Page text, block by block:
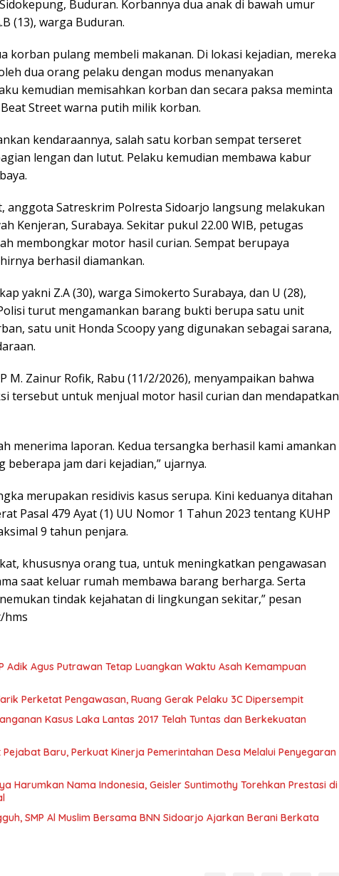
Buduran. Korbannya dua anak di bawah umur
(13), warga Buduran.
korban pulang membeli makanan. Di lokasi kejadian, mereka
dua orang pelaku dengan modus menanyakan
kemudian memisahkan korban dan secara paksa meminta
Street warna putih milik korban.
kendaraannya, salah satu korban sempat terseret
lengan dan lutut. Pelaku kemudian membawa kabur
anggota Satreskrim Polresta Sidoarjo langsung melakukan
Kenjeran, Surabaya. Sekitar pukul 22.00 WIB, petugas
membongkar motor hasil curian. Sempat berupaya
berhasil diamankan.
yakni Z.A (30), warga Simokerto Surabaya, dan U (28),
turut mengamankan barang bukti berupa satu unit
satu unit Honda Scoopy yang digunakan sebagai sarana,
M. Zainur Rofik, Rabu (11/2/2026), menyampaikan bahwa
tersebut untuk menjual motor hasil curian dan mendapatkan
menerima laporan. Kedua tersangka berhasil kami amankan
jam dari kejadian,” ujarnya.
merupakan residivis kasus serupa. Kini keduanya ditahan
Pasal 479 Ayat (1) UU Nomor 1 Tahun 2023 tentang KUHP
9 tahun penjara.
khususnya orang tua, untuk meningkatkan pengawasan
saat keluar rumah membawa barang berharga. Serta
tindak kejahatan di lingkungan sekitar,” pesan
hms
Adik Agus Putrawan Tetap Luangkan Waktu Asah Kemampuan
Perketat Pengawasan, Ruang Gerak Pelaku 3C Dipersempit
Kasus Laka Lantas 2017 Telah Tuntas dan Berkekuatan
Baru, Perkuat Kinerja Pemerintahan Desa Melalui Penyegaran
Harumkan Nama Indonesia, Geisler Suntimothy Torehkan Prestasi di
SMP Al Muslim Bersama BNN Sidoarjo Ajarkan Berani Berkata